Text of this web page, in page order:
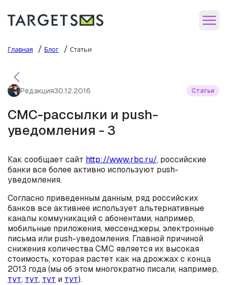
Главная / Блог / Статьи
Редакция30.12.2016 Статьи
СМС-рассылки и push-
уведомления - 3
Как сообщает сайт http://www.rbc.ru/, российские
банки все более активно используют push-
уведомления.
Согласно приведенным данным, ряд российских
банков все активнее использует альтернативные
каналы коммуникаций с абонентами, например,
мобильные приложения, мессенджеры, электронные
письма или push-уведомления. Главной причиной
снижения количества СМС является их высокая
стоимость, которая растет как на дрожжах с конца
2013 года (мы об этом многократно писали, например,
тут, тут, тут и тут).